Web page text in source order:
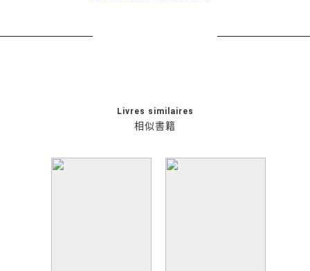
相似書籍
Livres similaires